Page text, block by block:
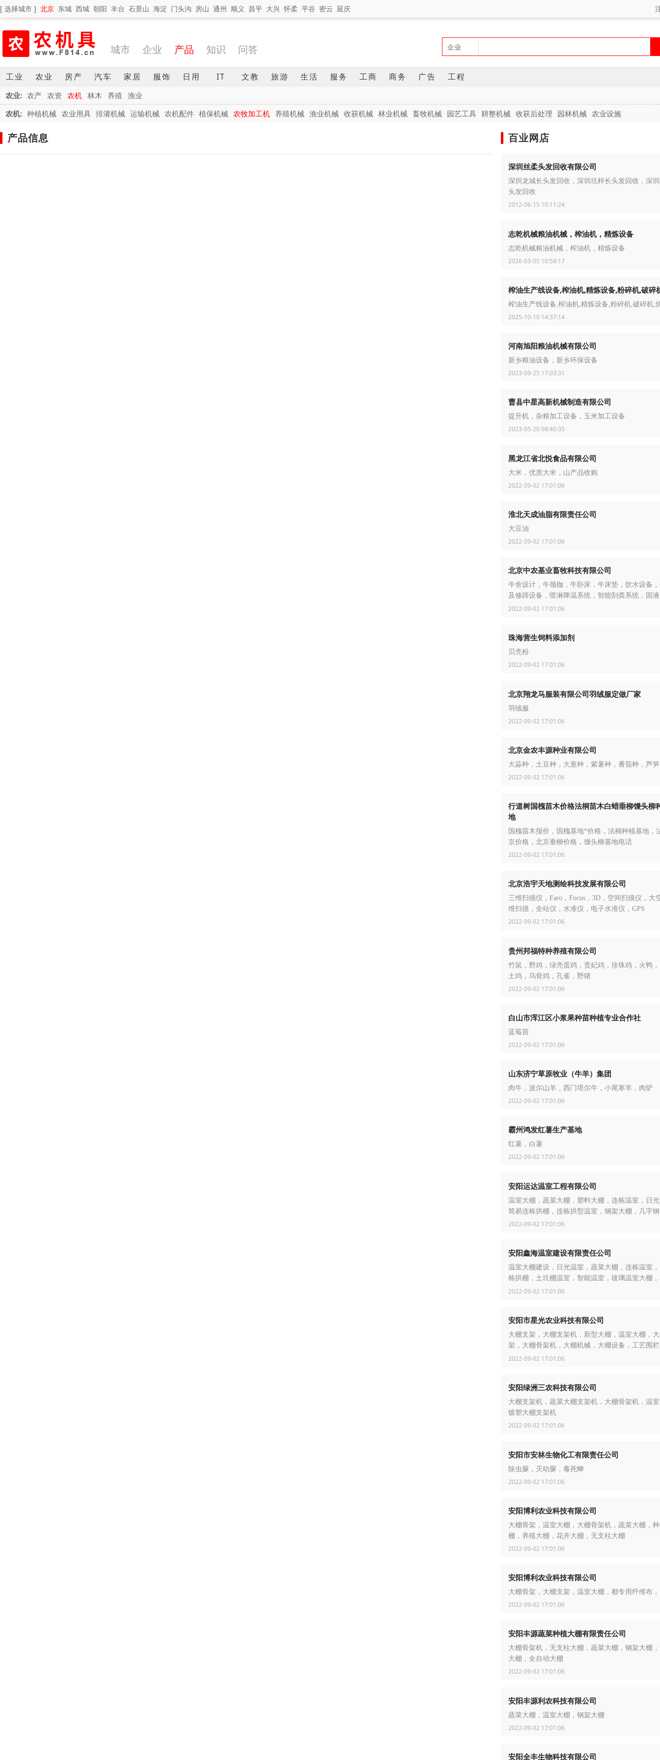
[ 选择城市 ] 北京 东城 西城 朝阳 丰台 石景山 海淀 门头沟 房山 通州 顺义 昌平 大兴 怀柔 平谷 密云 延庆
城市 企业 产品 知识 问答
工业 农业 房产 汽车 家居 服饰 日用 IT 文教 旅游 生活 服务 工商 商务 广告 工程
农业: 农产 农资 农机 林木 养殖 渔业
农机: 种植机械 农业用具 排灌机械 运输机械 农机配件 植保机械 农牧加工机 养殖机械 渔业机械 收获机械 林业机械 畜牧机械 园艺工具 耕整机械 收获后处理 园林机械 农业设施
产品信息 百业网店
深圳丝柔头发回收有限公司
深圳龙城长头发回收，深圳坑梓长头发回收，深
头发回收
2012-06-15 10:11:24
志乾机械粮油机械，榨油机，精炼设备
志乾机械粮油机械，榨油机，精炼设备
2026-03-05 10:59:17
榨油生产线设备,榨油机,精炼设备,粉碎机,破碎
榨油生产线设备,榨油机,精炼设备,粉碎机,破碎机,
2025-10-10 14:37:14
河南旭阳粮油机械有限公司
新乡粮油设备，新乡环保设备
2023-09-25 17:03:31
曹县中星高新机械制造有限公司
提升机，杂粮加工设备，玉米加工设备
2023-05-20 08:40:35
黑龙江省北悦食品有限公司
大米，优质大米，山产品收购
2022-09-02 17:01:06
淮北天成油脂有限责任公司
大豆油
2022-09-02 17:01:06
北京中农基业畜牧科技有限公司
牛舍设计，牛颈枷，牛卧床，牛床垫，饮水设备
及修蹄设备，喷淋降温系统，智能刮粪系统，固
机，撒料车，TMR搅拌机
2022-09-02 17:01:06
珠海营生饲料添加剂
贝壳粉
2022-09-02 17:01:06
北京翔龙马服装有限公司羽绒服定做厂家
羽绒服
2022-09-02 17:01:06
北京金农丰源种业有限公司
大蒜种，土豆种，大葱种，紫薯种，番茄种，芦
2022-09-02 17:01:06
行道树国槐苗木价格法桐苗木白蜡垂柳馒头柳
地
国槐苗木报价，国槐基地*价格，法桐种植基地，
京价格，北京垂柳价格，馒头柳基地电话
2022-09-02 17:01:06
北京浩宇天地测绘科技发展有限公司
三维扫描仪，Faro，Focus，3D，空间扫描仪，大
维扫描，全站仪，水准仪，电子水准仪，GPS
2022-09-02 17:01:06
贵州邦福特种养殖有限公司
竹鼠，野鸡，绿壳蛋鸡，贵妃鸡，珍珠鸡，火鸭
土鸡，乌骨鸡，孔雀，野猪
2022-09-02 17:01:06
白山市浑江区小浆果种苗种植专业合作社
蓝莓苗
2022-09-02 17:01:06
山东济宁草原牧业（牛羊）集团
肉牛，波尔山羊，西门塔尔牛，小尾寒羊，肉驴
2022-09-02 17:01:06
霸州鸿发红薯生产基地
红薯，白薯
2022-09-02 17:01:06
安阳运达温室工程有限公司
温室大棚，蔬菜大棚，塑料大棚，连栋温室，日
简易连栋拱棚，连栋拱型温室，钢架大棚，几字
2022-09-02 17:01:06
安阳鑫海温室建设有限责任公司
温室大棚建设，日光温室，蔬菜大棚，连栋温室
栋拱棚，土坑棚温室，智能温室，玻璃温室大棚
棚，葡萄大棚，种植大棚
2022-09-02 17:01:06
安阳市星光农业科技有限公司
大棚支架，大棚支架机，新型大棚，温室大棚，
架，大棚骨架机，大棚机械，大棚设备，工艺围
围栏，新型护栏，围栏机
2022-09-02 17:01:06
安阳绿洲三农科技有限公司
大棚支架机，蔬菜大棚支架机，大棚骨架机，温
镀塑大棚支架机
2022-09-02 17:01:06
安阳市安林生物化工有限责任公司
除虫脲，灭幼脲，毒死蜱
2022-09-02 17:01:06
安阳博利农业科技有限公司
大棚骨架，温室大棚，大棚骨架机，蔬菜大棚，
棚，养殖大棚，花卉大棚，无支柱大棚
2022-09-02 17:01:06
安阳博利农业科技有限公司
大棚骨架，大棚支架，温室大棚，都专用纤维布
2022-09-02 17:01:06
安阳丰源蔬菜种植大棚有限责任公司
大棚骨架机，无支柱大棚，蔬菜大棚，钢架大棚
大棚，全自动大棚
2022-09-02 17:01:06
安阳丰源利农科技有限公司
蔬菜大棚，温室大棚，钢架大棚
2022-09-02 17:01:06
安阳全丰生物科技有限公司